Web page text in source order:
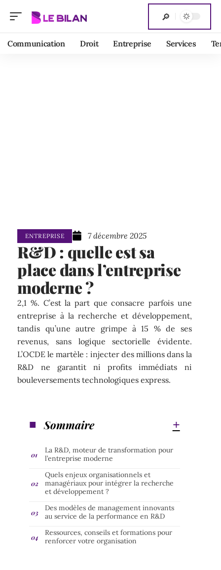
Communication Droit Entreprise Services
ENTREPRISE 7 décembre 2025
R&D : quelle est sa
place dans l’entreprise
moderne ?
2,1 %. C’est la part que consacre parfois une
entreprise à la recherche et développement,
tandis qu’une autre grimpe à 15 % de ses
revenus, sans logique sectorielle évidente.
L’OCDE le martèle : injecter des millions dans la
R&D ne garantit ni profits immédiats ni
bouleversements technologiques express.
Sommaire
La R&D, moteur de transformation pour
l’entreprise moderne
Quels enjeux organisationnels et
managériaux pour intégrer la recherche
et développement ?
Des modèles de management innovants
au service de la performance en R&D
Ressources, conseils et formations pour
renforcer votre organisation